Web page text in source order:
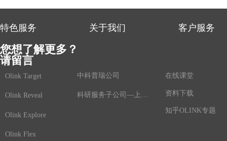
特色服务 关于我们 客户服务
您想了解更多？
请留言
Olink Target
Olink Reveal
Olink Explore
Olink Flex
中科普瑞公司 在线课堂
资料下载
知乎OLINK专题